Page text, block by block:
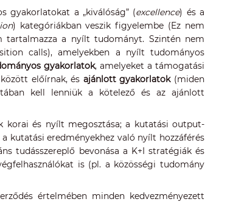
gyakorlatokat a „kiválóság” (excellence) és a
) kategóriákban veszik figyelembe (Ez nem
tartalmazza a nyílt tudományt. Szintén nem
calls), amelyekben a nyílt tudományos
gyakorlatok, amelyeket a támogatási
előírnak, és ajánlott gyakorlatok(miden
kell lenniük a kötelező és az ajánlott
és nyílt megosztása; a kutatási output-
kutatási eredményekhez való nyílt hozzáférés
tudásszereplő bevonása a K+I stratégiák és
is (pl. a közösségi tudomány
értelmében minden kedvezményezett